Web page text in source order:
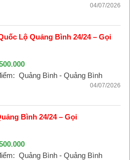
04/07/2026
Lộ Quảng Bình 24/24 – Gọi
Quảng Bình - Quảng Bình
04/07/2026
Bình 24/24 – Gọi
Quảng Bình - Quảng Bình